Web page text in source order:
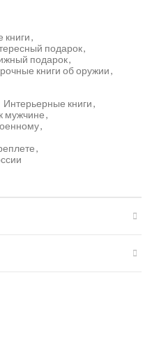
книги,
подарок,
подарок,
книги об оружии,
Интерьерные книги,
мужчине,
,
,